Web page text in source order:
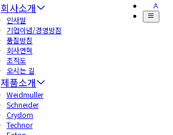
회사소개
인사말
기업이념/경영방침
품질방침
회사연혁
조직도
오시는 길
제품소개
Weidmuller
Schneider
Crydom
Technor